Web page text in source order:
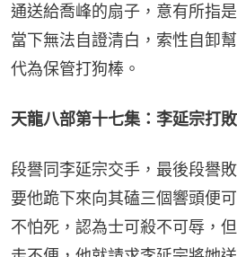
通送給喬峰的扇子，意有所指
當下無法自證清白，索性自卸
代為保管打狗棒。
天龍八部第十七集：李延宗打
段譽同李延宗交手，最後段譽
要他跪下來向其磕三個響頭便
不怕死，認為士可殺不可辱，